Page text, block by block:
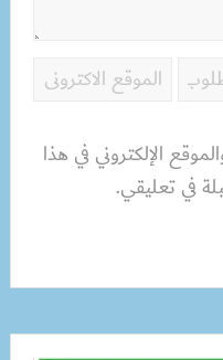
الإلكتروني في هذا
في تعليقي.